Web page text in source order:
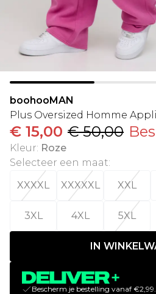
boohooMAN
Plus Oversized Homme
€ 15,00 € 50,00
Kleur: Roze
Selecteer een maat:
XXXXL
XXXXXL XXL
3XL 4XL 5XL
IN
Bescherm je bestelling vanaf €2,99.